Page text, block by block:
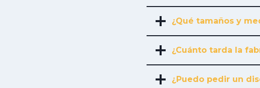
¿Qué tamaños y
¿Cuánto tarda la
¿Puedo pedir un